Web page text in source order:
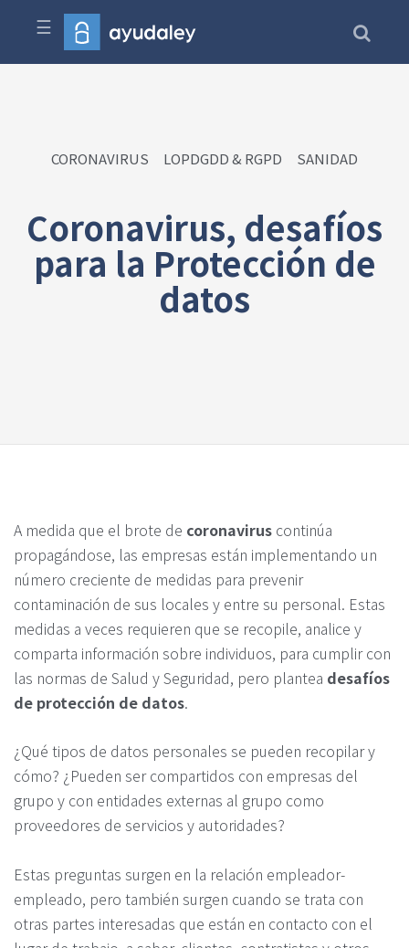
☰
CORONAVIRUS LOPDGDD & RGPD SANIDAD
Coronavirus, desafíos
para la Protección de
datos
A medida que el brote de coronavirus continúa
propagándose, las empresas están implementando un
número creciente de medidas para prevenir
contaminación de sus locales y entre su personal. Estas
medidas a veces requieren que se recopile, analice y
comparta información sobre individuos, para cumplir con
las normas de Salud y Seguridad, pero plantea desafíos
de protección de datos.
¿Qué tipos de datos personales se pueden recopilar y
cómo? ¿Pueden ser compartidos con empresas del
grupo y con entidades externas al grupo como
proveedores de servicios y autoridades?
Estas preguntas surgen en la relación empleador-
empleado, pero también surgen cuando se trata con
otras partes interesadas que están en contacto con el